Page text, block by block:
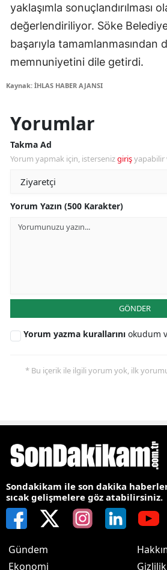
yaklaşımla sonuçlandırılması
değerlendiriliyor. Söke
başarıyla tamamlanmasından
memnuniyetini dile getirdi.
Kaynak: İHLAS HABER AJANSI
Yorumlar
Takma Ad
Yorum yapmak için, istersenizgirişyapabilir
Yorum Yazın (500 Karakter)
GÖNDER
Yorum yazma kurallarını okudum
* Bu içerik ile ilgili yorum yok, ilk yorumu
Sondakikam ile son dakika
sıcak gelişmelere göz atabilirsiniz.
Gündem
Ekonomi